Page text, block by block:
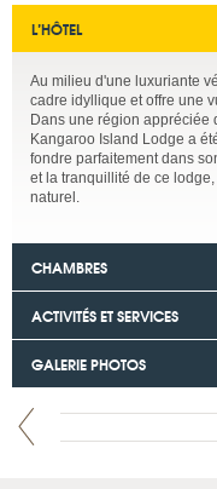
L’HÔTEL
Au milieu d'une luxuriante
cadre idyllique et offre une
Dans une région appréciée
Kangaroo Island Lodge a
fondre parfaitement dans
et la tranquillité de ce
naturel.
CHAMBRES
ACTIVITÉS ET SERVICES
GALERIE PHOTOS